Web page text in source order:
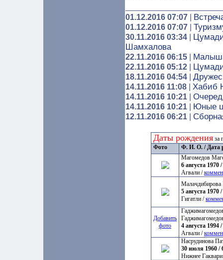
01.12.2016 07:07|
01.12.2016 07:07|
30.11.2016 03:34|
Шамхалова
22.11.2016 06:15|
22.11.2016 05:12|
18.11.2016 04:54|
14.11.2016 11:08| Хабиб
14.11.2016 10:21|
14.11.2016 10:21| Юные
12.11.2016 06:21|
Даты рождения за
Фото
Ф. И. О. / Дата
Магомедов
6 августа 1970
Агвали /
5 августа 1970
Гигатли /
Добавить
фото
4 августа 1994
Агвали /
Насрудинова
30 июля 1960 /
Нижнее